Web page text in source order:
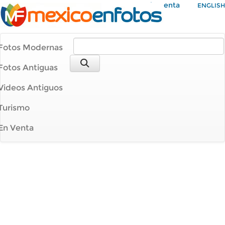
Mi Cuenta ENGLISH
Modernas
Antiguas
Antiguos
Venta